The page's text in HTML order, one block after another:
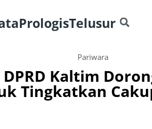
PrologisTelusur
Pariwara
Kaltim
Tingkatkan